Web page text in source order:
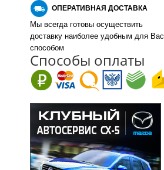
ОПЕРАТИВНАЯ ДОСТАВКА
Мы всегда готовы осуществить
доставку наиболее удобным для Вас
способом
Способы оплаты